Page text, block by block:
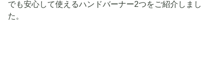
でも安心して使えるハンドバーナー2つをご紹介しまし
た。